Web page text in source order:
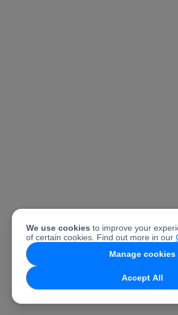
We use cookies to improve your
of certain cookies. Find out more in our
Manage cookies
Accept All